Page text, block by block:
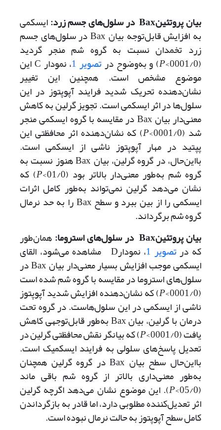
بیان پروتئینBax در سلول‌های جسم زرد:
ایسکمی
به افزایش قابل‌توجه بیان Bax در سلول‌های جسم
زرد تخمدان نسبت به گروه شم منجر گردید
(0001/0>
P) و به‌وضوح درتصویر 1 ، نمودار C این
موضوع مشخص است. همچنین این تغییر
نشان‌دهنده تحریک شدید فرایند آپوپتوز در این
سلول‌ها در اثر ایسکمی است. تجویز گرلین به کاهش
معنی‌دار بیان Bax در مقایسه با گروه ایسکمی منجر
شد (0001/0> P) که نشان‌دهنده اثر محافظتی این
پپتید در مهار آپوپتوز ناشی از ایسکمی است.
با‌این‌حال، در گروه گرلین، بیان Bax هنوز نسبت به
گروه شم به‌طور معنی‌دار بالاتر بود (01/0> P) که
نشان می‌دهد گرلین نمی‌تواند به‌طور کامل اثرات
ایسکمی را از بین ببرد و سطح Bax را به حد نرمال
گروه شم برگرداند.
بیان پروتئینBax در سلول‌های استروما:همان‌طور
که درتصویر 1 ، نمودارD مشاهده می‌‌شود، القای
ایسکمی موجب افزایش بسیار معنی‌دار بیان Bax در
سلول‌های استروما در مقایسه با گروه شم شده است
(0001/0>
P) که نشان‌دهنده افزایش شدید آپوپتوز
ناشی از ایسکمی در این سلول‌هاست. در گروه تحت
درمان با گرلین، بیان Bax به‌طور قابل‌توجهی کاهش
یافت (0001/0> P) که بیانگر نقش محافظتی گرلین در
تعدیل پاسخ‌های سلولی به فرایند ایسکمیک است.
با‌این‌حال سطح بیان Bax در گروه گرلین همچنان
به‌طور معنی‌داری بالاتر از گروه شم باقی ماند
(05/0>
P). این موضوع نشان می‌‌دهد اگرچه گرلین
اثر تعدیل‌کننده مطلوبی دارد، اما قادر به بازگرداندن
کامل سطح آپوپتوز به حالت نرمال نبوده است.